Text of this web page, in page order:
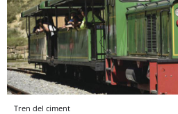
Tren del ciment